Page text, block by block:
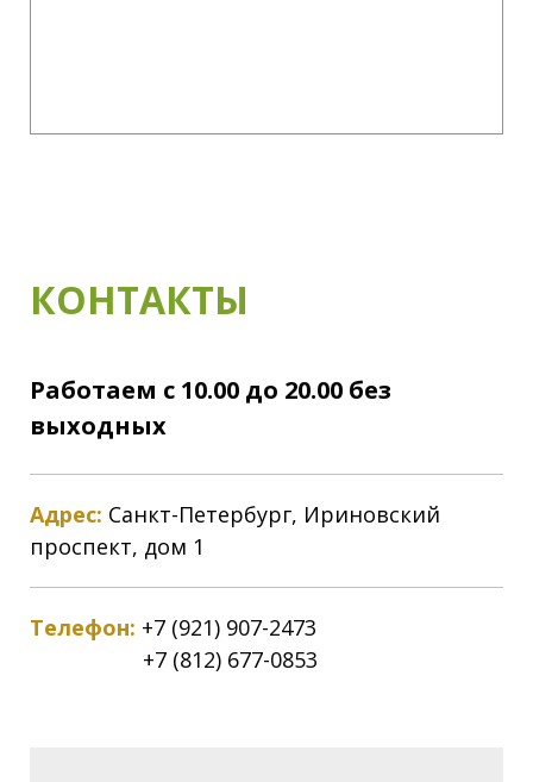
КОНТАКТЫ
Работаем с 10.00 до 20.00 без
выходных
Адрес: Санкт-Петербург, Ириновский
проспект, дом 1
Телефон: +7 (921) 907-2473
+7 (812) 677-0853